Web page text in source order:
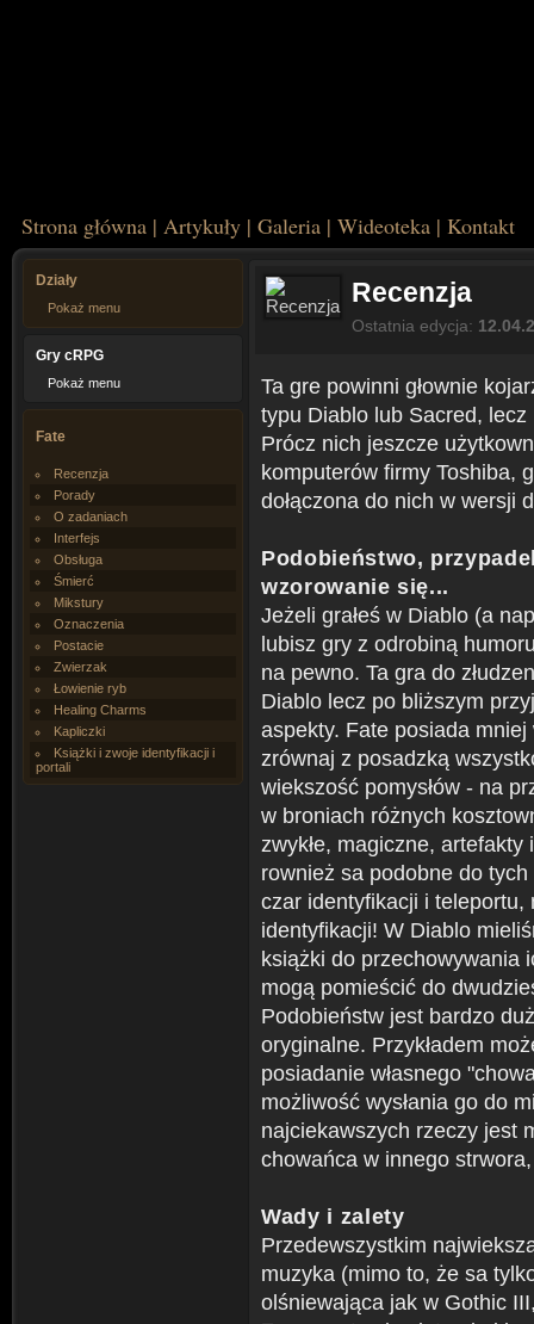
Strona główna | Artykuły | Galeria | Wideoteka | Kontakt
Działy
Pokaż menu
Gry cRPG
Pokaż menu
Fate
Recenzja
Porady
O zadaniach
Interfejs
Obsługa
Śmierć
Mikstury
Oznaczenia
Postacie
Zwierzak
Łowienie ryb
Healing Charms
Kapliczki
Książki i zwoje identyfikacji i
portali
Recenzja
Ostatnia edycja:
Ta gre powinni głownie
typu Diablo lub Sacred, lecz
Prócz nich jeszcze
komputerów firmy Toshiba,
dołączona do nich w wersji
Podobieństwo,
wzorowanie się...
Jeżeli grałeś w Diablo (a
lubisz gry z odrobiną
na pewno. Ta gra do
Diablo lecz po bliższym
aspekty. Fate posiada
zrównaj z posadzką
wiekszość pomysłów - na
w broniach różnych
zwykłe, magiczne,
rownież sa podobne do
czar identyfikacji i teleportu,
identyfikacji! W Diablo
książki do przechowywania
mogą pomieścić do
Podobieństw jest bardzo
oryginalne. Przykładem
posiadanie własnego
możliwość wysłania go do
najciekawszych rzeczy jest
chowańca w innego
Wady i zalety
Przedewszystkim
muzyka (mimo to, że sa
olśniewająca jak w Gothic